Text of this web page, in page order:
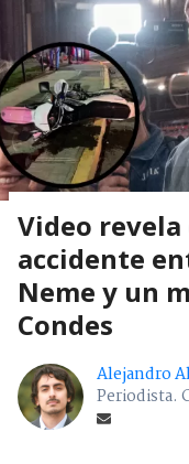
Video
accidente
Neme y un
Condes
Alejandro
Periodista.